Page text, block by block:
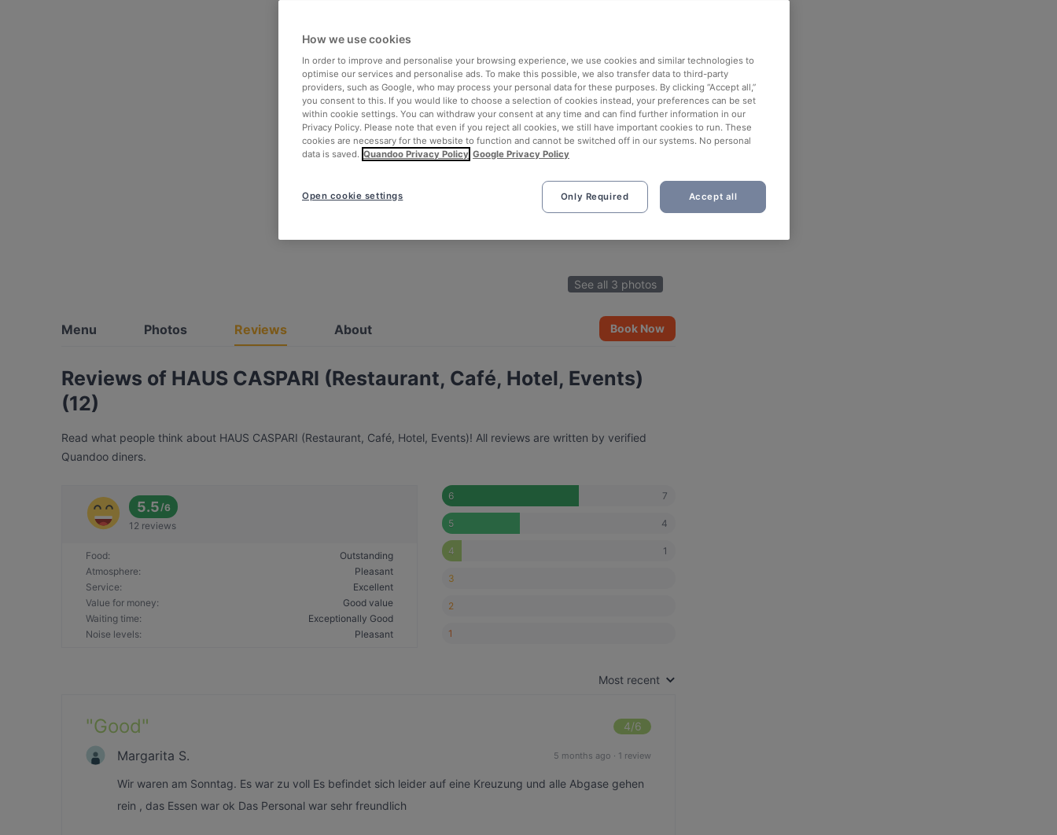
See all 3 photos
Menu Photos Reviews About Book Now
Reviews of HAUS CASPARI (Restaurant, Café, Hotel, Events)
(12)
Read what people think about HAUS CASPARI (Restaurant, Café, Hotel, Events)! All reviews are written by verified
Quandoo diners.
5.5/6
12 reviews
Food:
Outstanding
Atmosphere:
Pleasant
Service:
Excellent
Value for money:
Good value
Waiting time:
Exceptionally Good
Noise levels: Pleasant
6 7
5 4
4 1
3
2
1
Most recent
"Good" 4/6
Margarita S. 5 months ago · 1 review
Wir waren am Sonntag. Es war zu voll Es befindet sich leider auf eine Kreuzung und alle Abgase gehen
rein , das Essen war ok Das Personal war sehr freundlich
How we use cookies
In order to improve and personalise your browsing experience, we use cookies and similar technologies to
optimise our services and personalise ads. To make this possible, we also transfer data to third-party
providers, such as Google, who may process your personal data for these purposes. By clicking “Accept all,”
you consent to this. If you would like to choose a selection of cookies instead, your preferences can be set
within cookie settings. You can withdraw your consent at any time and can find further information in our
Privacy Policy. Please note that even if you reject all cookies, we still have important cookies to run. These
cookies are necessary for the website to function and cannot be switched off in our systems. No personal
data is saved. Quandoo Privacy Policy Google Privacy Policy
Only Required Accept all
Open cookie settings